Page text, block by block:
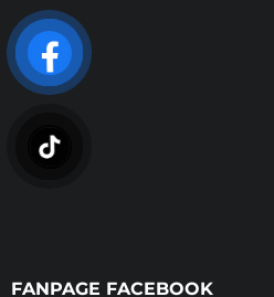
FANPAGE FACEBOOK